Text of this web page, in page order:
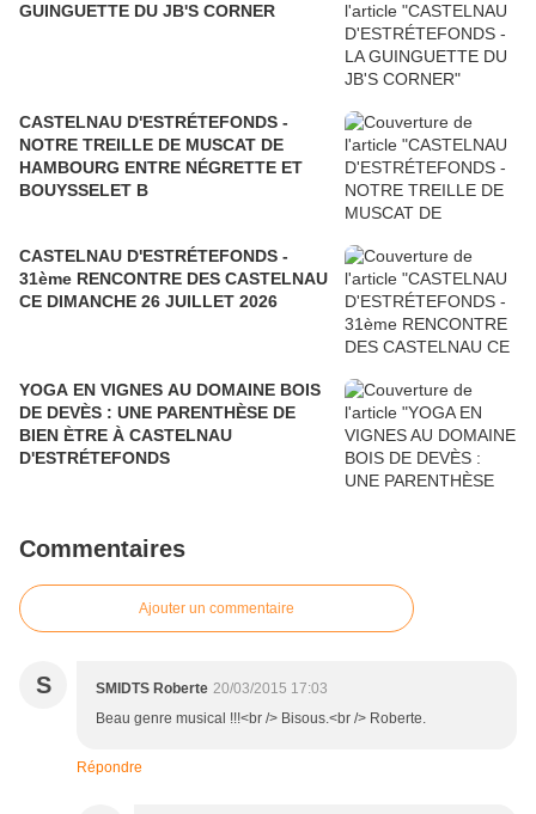
GUINGUETTE DU JB'S CORNER
CASTELNAU D'ESTRÉTEFONDS -
NOTRE TREILLE DE MUSCAT DE
HAMBOURG ENTRE NÉGRETTE ET
BOUYSSELET B
CASTELNAU D'ESTRÉTEFONDS -
31ème RENCONTRE DES CASTELNAU
CE DIMANCHE 26 JUILLET 2026
YOGA EN VIGNES AU DOMAINE BOIS
DE DEVÈS : UNE PARENTHÈSE DE
BIEN ÈTRE À CASTELNAU
D'ESTRÉTEFONDS
Commentaires
Ajouter un commentaire
S SMIDTS Roberte 20/03/2015 17:03
Beau genre musical !!!<br /> Bisous.<br /> Roberte.
Répondre